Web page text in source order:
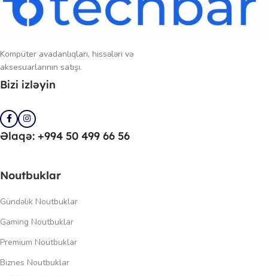
Kompüter avadanlıqları, hissələri və
aksesuarlarının satışı.
Bizi izləyin
Əlaqə: +994 50 499 66 56
Noutbuklar
Gündəlik Noutbuklar
Gaming Noutbuklar
Premium Noutbuklar
Biznes Noutbuklar